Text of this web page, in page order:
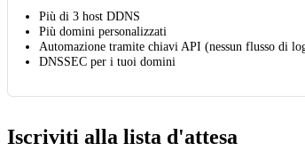
Più di 3 host DDNS
Più domini personalizzati
Automazione tramite chiavi API (nessun flusso di
DNSSEC per i tuoi domini
Iscriviti alla lista d'attesa